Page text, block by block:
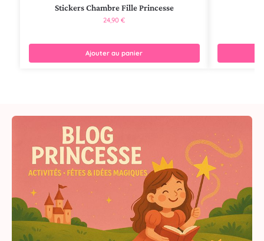
Stickers Chambre Fille Princesse
24,90€
Ajouter au panier